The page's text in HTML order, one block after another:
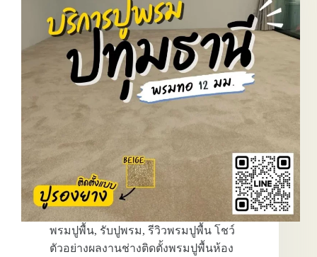
แดง
ร้าน
ขาย
พรม
CKK
รับ
พรม
นครปฐม
ศาลา
ยา
พรมปูพื้น, รับปูพรม, รีวิวพรมปูพื้น โชว์
ตัวอย่างผลงานช่างติดตั้งพรมปูพื้นห้อง